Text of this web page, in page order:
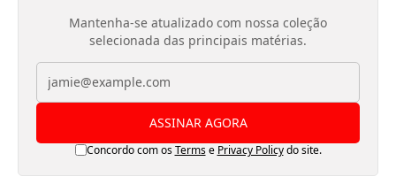
Mantenha-se atualizado com nossa coleção
selecionada das principais matérias.
ASSINAR AGORA
Concordo com osTermse Privacy Policydo site.